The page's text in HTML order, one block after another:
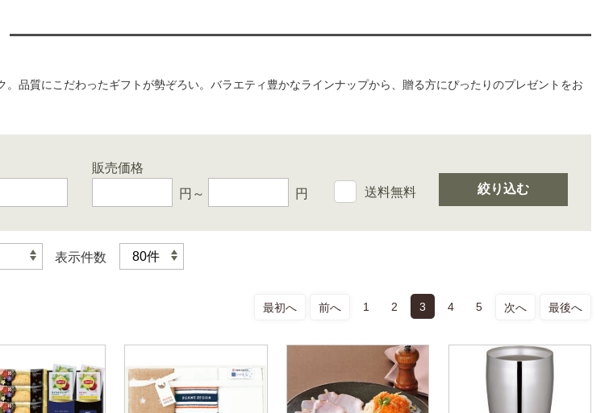
。品質にこだわったギフトが勢ぞろい。バラエティ豊かなラインナップから、贈る方にぴったりのプレゼントをお
販売価格
円～
円 送料無料 絞り込む
表示件数
最初へ 前へ 1 2 3 4 5 次へ 最後へ